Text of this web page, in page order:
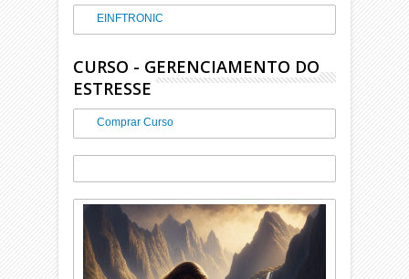
EINFTRONIC
CURSO - GERENCIAMENTO DO
ESTRESSE
Comprar Curso